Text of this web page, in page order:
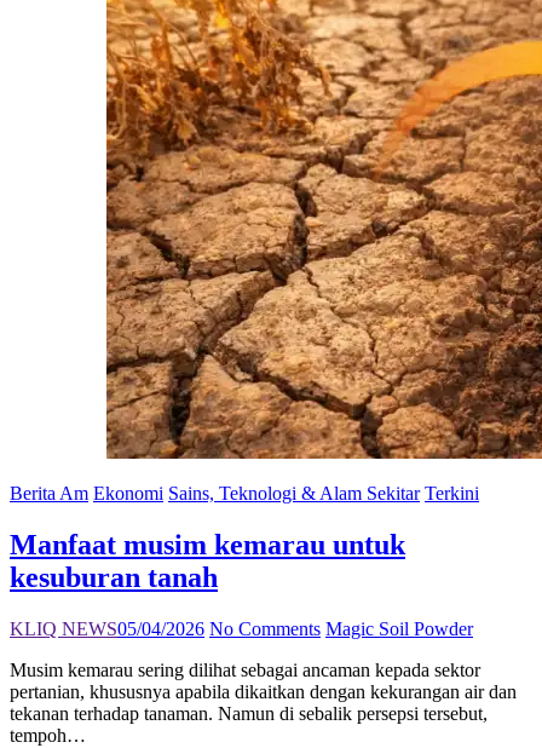
Berita Am Ekonomi Sains, Teknologi & Alam Sekitar Terkini
Manfaat musim kemarau untuk
kesuburan tanah
KLIQ NEWS05/04/2026 No Comments Magic Soil Powder
Musim kemarau sering dilihat sebagai ancaman kepada sektor
pertanian, khususnya apabila dikaitkan dengan kekurangan air dan
tekanan terhadap tanaman. Namun di sebalik persepsi tersebut,
tempoh…